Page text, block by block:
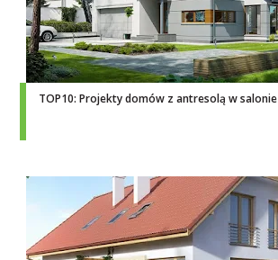
TOP10: Projekty domów z antresolą w salonie